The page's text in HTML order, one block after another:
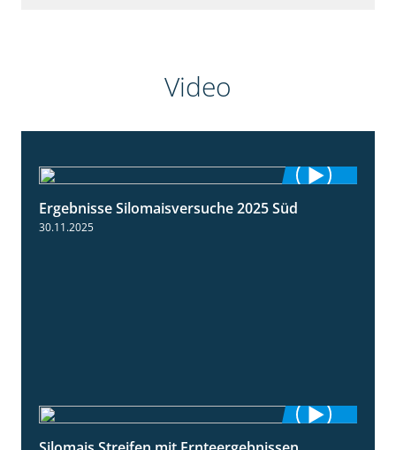
Video
Ergebnisse Silomaisversuche 2025 Süd
30.11.2025